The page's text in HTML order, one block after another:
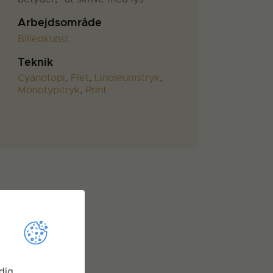
Arbejdsområde
Billedkunst
Teknik
Cyanotopi, Flet, Linoleumstryk,
Monotypitryk, Print